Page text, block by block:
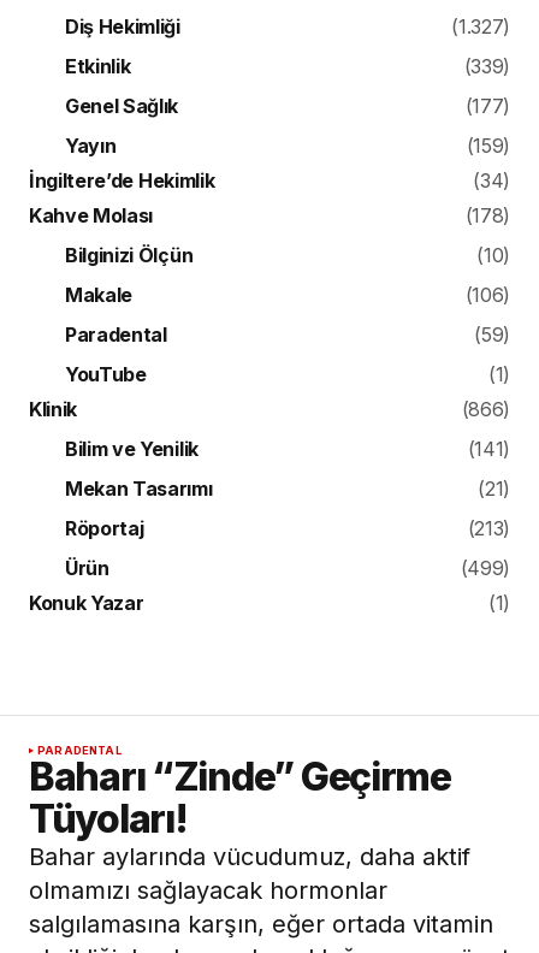
Diş Hekimliği
(1.327)
Etkinlik
(339)
Genel Sağlık
(177)
Yayın
(159)
İngiltere’de Hekimlik
(34)
Kahve Molası
(178)
Bilginizi Ölçün
(10)
Makale
(106)
Paradental
(59)
YouTube
(1)
Klinik
(866)
Bilim ve Yenilik
(141)
Mekan Tasarımı
(21)
Röportaj
(213)
Ürün
(499)
Konuk Yazar
(1)
PARADENTAL
Baharı “Zinde” Geçirme
Tüyoları!
Bahar aylarında vücudumuz, daha aktif
olmamızı sağlayacak hormonlar
salgılamasına karşın, eğer ortada vitamin